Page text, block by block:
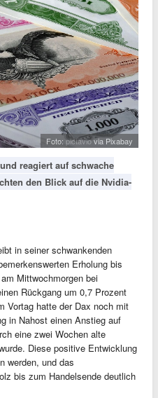
Foto: pictaviovia Pixabay
reagiert auf schwache
den Blick auf die Nvidia-
in seiner schwankenden
Erholung bis
Mittwochmorgen bei
Rückgang um 0,7 Prozent
Vortag hatte der Dax noch mit
in Nahost einen Anstieg auf
eine zwei Wochen alte
Diese positive Entwicklung
werden, und das
bis zum Handelsende deutlich